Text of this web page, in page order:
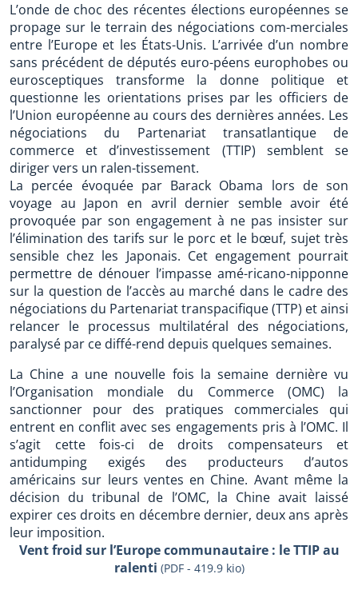
L’onde de choc des récentes élections européennes se
propage sur le terrain des négociations com-merciales
entre l’Europe et les États-Unis. L’arrivée d’un nombre
sans précédent de députés euro-péens europhobes ou
eurosceptiques transforme la donne politique et
questionne les orientations prises par les officiers de
l’Union européenne au cours des dernières années. Les
négociations du Partenariat transatlantique de
commerce et d’investissement (TTIP) semblent se
diriger vers un ralen-tissement.
La percée évoquée par Barack Obama lors de son
voyage au Japon en avril dernier semble avoir été
provoquée par son engagement à ne pas insister sur
l’élimination des tarifs sur le porc et le bœuf, sujet très
sensible chez les Japonais. Cet engagement pourrait
permettre de dénouer l’impasse amé-ricano-nipponne
sur la question de l’accès au marché dans le cadre des
négociations du Partenariat transpacifique (TTP) et ainsi
relancer le processus multilatéral des négociations,
paralysé par ce diffé-rend depuis quelques semaines.
La Chine a une nouvelle fois la semaine dernière vu
l’Organisation mondiale du Commerce (OMC) la
sanctionner pour des pratiques commerciales qui
entrent en conflit avec ses engagements pris à l’OMC. Il
s’agit cette fois-ci de droits compensateurs et
antidumping exigés des producteurs d’autos
américains sur leurs ventes en Chine. Avant même la
décision du tribunal de l’OMC, la Chine avait laissé
expirer ces droits en décembre dernier, deux ans après
leur imposition.
Vent froid sur l’Europe communautaire : le TTIP au
ralenti (PDF - 419.9 kio)